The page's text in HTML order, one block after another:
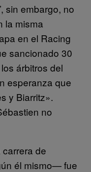
sin embargo, no
la misma
en el Racing
sancionado 30
árbitros del
esperanza que
y Biarritz».
no
de
él mismo— fue